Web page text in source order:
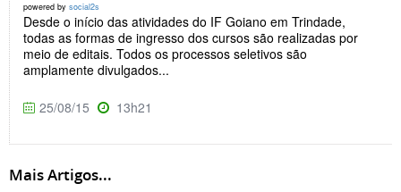
powered by social2s
Desde o início das atividades do IF Goiano em Trindade,
todas as formas de ingresso dos cursos são realizadas por
meio de editais. Todos os processos seletivos são
amplamente divulgados...
25/08/15 13h21
Mais Artigos...